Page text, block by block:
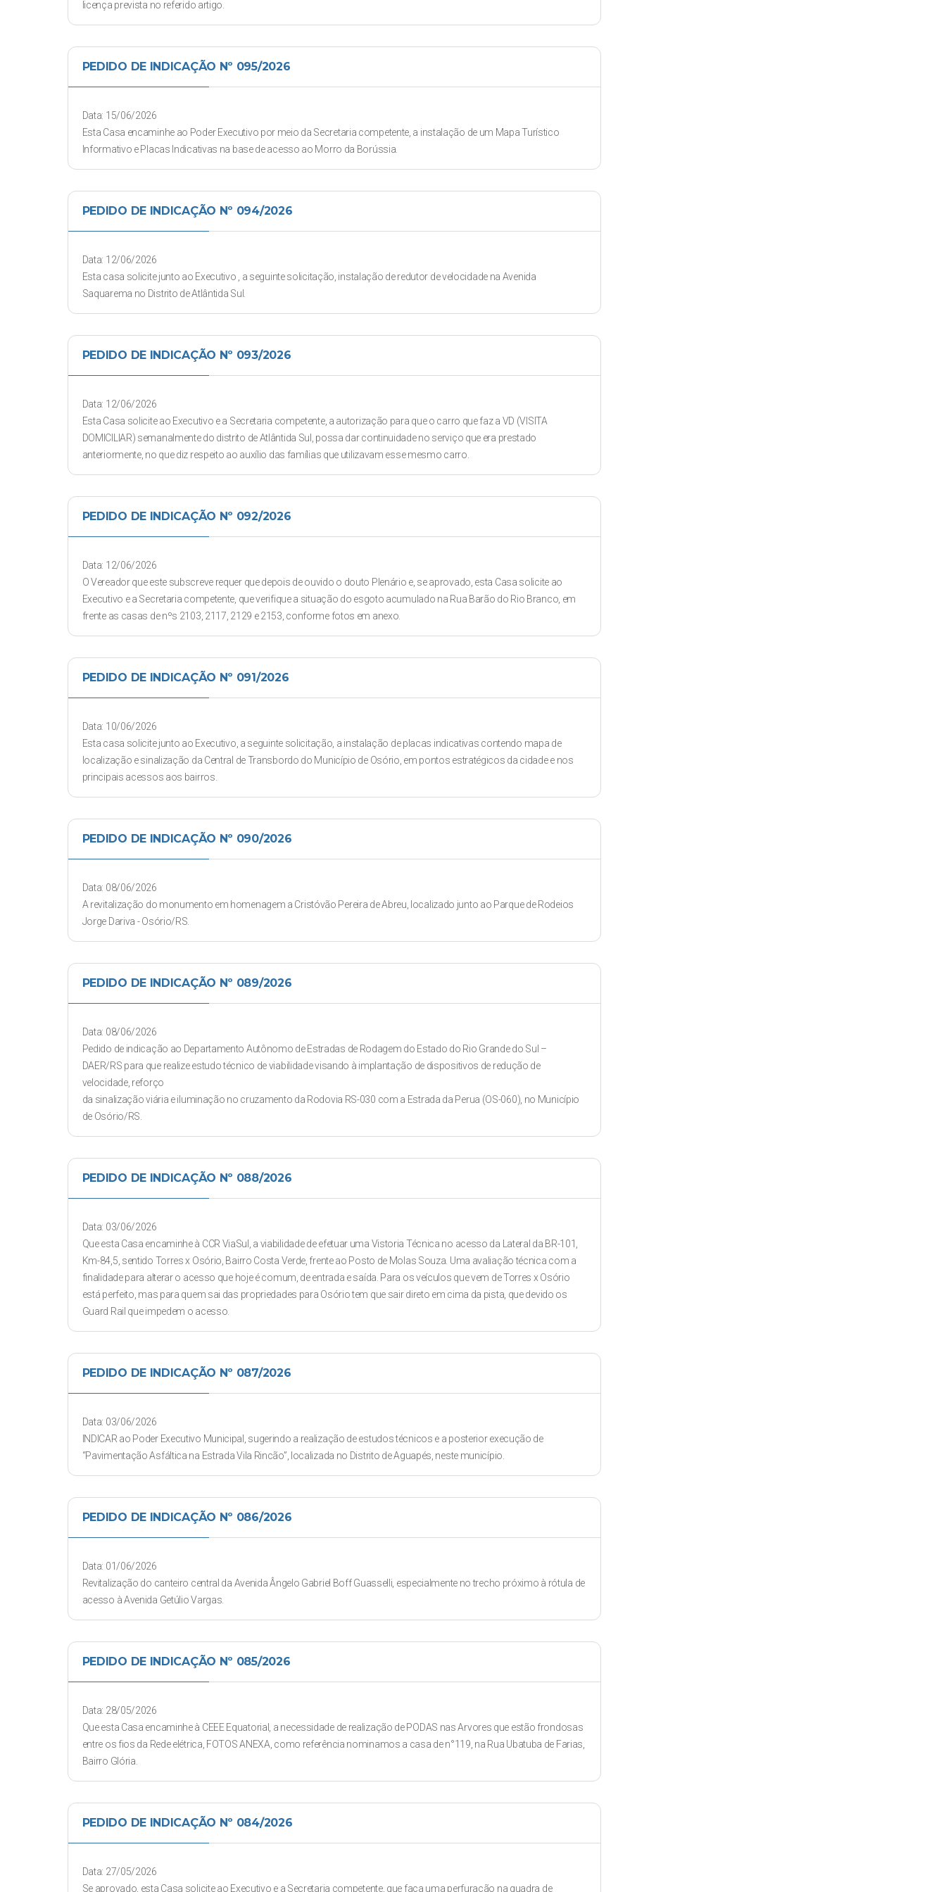
licença prevista no referido artigo.
PEDIDO DE INDICAÇÃO Nº 095/2026
Data: 15/06/2026
Esta Casa encaminhe ao Poder Executivo por meio da Secretaria competente, a instalação de um Mapa Turístico
Informativo e Placas Indicativas na base de acesso ao Morro da Borússia.
PEDIDO DE INDICAÇÃO Nº 094/2026
Data: 12/06/2026
Esta casa solicite junto ao Executivo , a seguinte solicitação, instalação de redutor de velocidade na Avenida
Saquarema no Distrito de Atlântida Sul.
PEDIDO DE INDICAÇÃO Nº 093/2026
Data: 12/06/2026
Esta Casa solicite ao Executivo e a Secretaria competente, a autorização para que o carro que faz a VD (VISITA
DOMICILIAR) semanalmente do distrito de Atlântida Sul, possa dar continuidade no serviço que era prestado
anteriormente, no que diz respeito ao auxílio das famílias que utilizavam esse mesmo carro.
PEDIDO DE INDICAÇÃO Nº 092/2026
Data: 12/06/2026
O Vereador que este subscreve requer que depois de ouvido o douto Plenário e, se aprovado, esta Casa solicite ao
Executivo e a Secretaria competente, que verifique a situação do esgoto acumulado na Rua Barão do Rio Branco, em
frente as casas de nºs 2103, 2117, 2129 e 2153, conforme fotos em anexo.
PEDIDO DE INDICAÇÃO Nº 091/2026
Data: 10/06/2026
Esta casa solicite junto ao Executivo, a seguinte solicitação, a instalação de placas indicativas contendo mapa de
localização e sinalização da Central de Transbordo do Município de Osório, em pontos estratégicos da cidade e nos
principais acessos aos bairros.
PEDIDO DE INDICAÇÃO Nº 090/2026
Data: 08/06/2026
A revitalização do monumento em homenagem a Cristóvão Pereira de Abreu, localizado junto ao Parque de Rodeios
Jorge Dariva - Osório/RS.
PEDIDO DE INDICAÇÃO Nº 089/2026
Data: 08/06/2026
Pedido de indicação ao Departamento Autônomo de Estradas de Rodagem do Estado do Rio Grande do Sul –
DAER/RS para que realize estudo técnico de viabilidade visando à implantação de dispositivos de redução de
velocidade, reforço
da sinalização viária e iluminação no cruzamento da Rodovia RS-030 com a Estrada da Perua (OS-060), no Município
de Osório/RS.
PEDIDO DE INDICAÇÃO Nº 088/2026
Data: 03/06/2026
Que esta Casa encaminhe à CCR ViaSul, a viabilidade de efetuar uma Vistoria Técnica no acesso da Lateral da BR-101,
Km-84,5, sentido Torres x Osório, Bairro Costa Verde, frente ao Posto de Molas Souza. Uma avaliação técnica com a
finalidade para alterar o acesso que hoje é comum, de entrada e saída. Para os veículos que vem de Torres x Osório
está perfeito, mas para quem sai das propriedades para Osório tem que sair direto em cima da pista, que devido os
Guard Rail que impedem o acesso.
PEDIDO DE INDICAÇÃO Nº 087/2026
Data: 03/06/2026
INDICAR ao Poder Executivo Municipal, sugerindo a realização de estudos técnicos e a posterior execução de
“Pavimentação Asfáltica na Estrada Vila Rincão”, localizada no Distrito de Aguapés, neste município.
PEDIDO DE INDICAÇÃO Nº 086/2026
Data: 01/06/2026
Revitalização do canteiro central da Avenida Ângelo Gabriel Boff Guasselli, especialmente no trecho próximo à rótula de
acesso à Avenida Getúlio Vargas.
PEDIDO DE INDICAÇÃO Nº 085/2026
Data: 28/05/2026
Que esta Casa encaminhe à CEEE Equatorial, a necessidade de realização de PODAS nas Arvores que estão frondosas
entre os fios da Rede elétrica, FOTOS ANEXA, como referência nominamos a casa de n°119, na Rua Ubatuba de Farias,
Bairro Glória.
PEDIDO DE INDICAÇÃO Nº 084/2026
Data: 27/05/2026
Se aprovado, esta Casa solicite ao Executivo e a Secretaria competente, que faça uma perfuração na quadra de